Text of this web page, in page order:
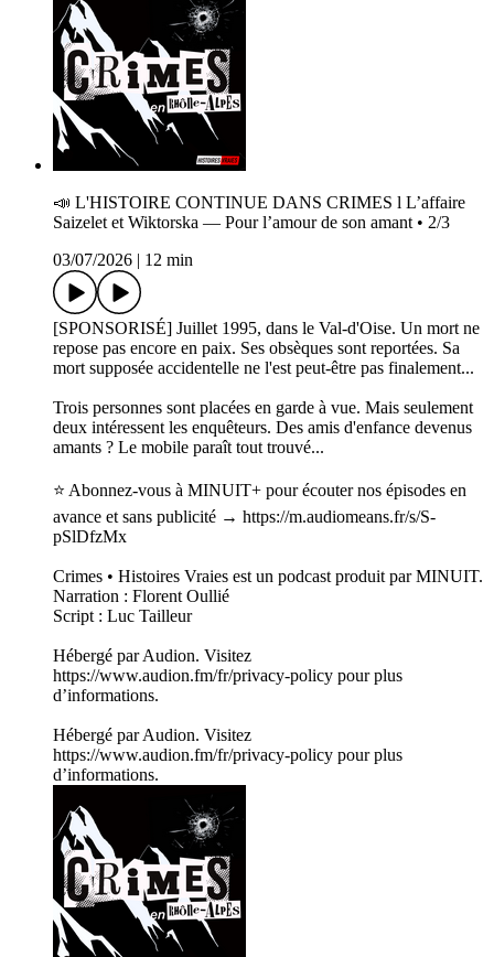
📣 L'HISTOIRE CONTINUE DANS CRIMES l L’affaire
Saizelet et Wiktorska — Pour l’amour de son amant • 2/3
03/07/2026
12 min
[SPONSORISÉ] Juillet 1995, dans le Val-d'Oise. Un mort ne
repose pas encore en paix. Ses obsèques sont reportées. Sa
mort supposée accidentelle ne l'est peut-être pas finalement...
Trois personnes sont placées en garde à vue. Mais seulement
deux intéressent les enquêteurs. Des amis d'enfance devenus
amants ? Le mobile paraît tout trouvé...
⭐️ Abonnez-vous à MINUIT+ pour écouter nos épisodes en
avance et sans publicité → https://m.audiomeans.fr/s/S-
pSlDfzMx
Crimes • Histoires Vraies est un podcast produit par MINUIT.
Narration : Florent Oullié
Script : Luc Tailleur
Hébergé par Audion. Visitez
https://www.audion.fm/fr/privacy-policy pour plus
d’informations.
Hébergé par Audion. Visitez
https://www.audion.fm/fr/privacy-policy pour plus
d’informations.